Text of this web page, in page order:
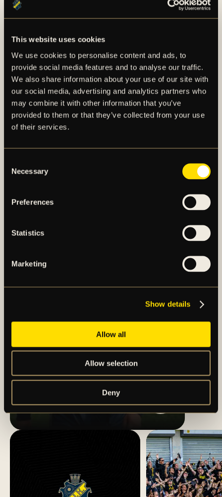
This website uses cookies
We use cookies to personalise content and ads, to
provide social media features and to analyse our traffic.
We also share information about your use of our site with
our social media, advertising and analytics partners who
may combine it with other information that you’ve
provided to them or that they’ve collected from your use
of their services.
Selection
Necessary
Preferences
Statistics
Marketing
Show details
Allow all
Allow selection
Deny
SÅ HÄR FÖLJER DU MATCHEN:
Kom och stötta AIK på Enskede IP. Inträde köps i
entrén. Ordinarie pris: 80kr, pensionärer betalar
halva priset (40kr) och barn/ungdomar upp till 17
år har gratis inträde.
Kvällens match i Svenska cupen visas på
Expressen.
Klicka här för att komma till sändningen.
FLER NYHETER
TRUPPEN MOT IF
BROMMAPOJKARNA